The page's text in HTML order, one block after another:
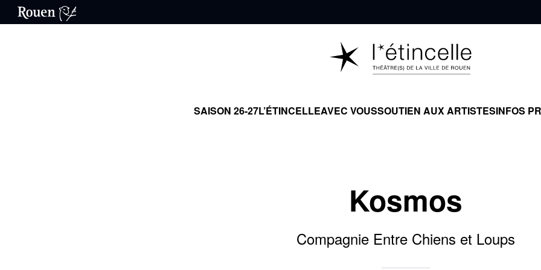
SAISON 26-27L’ÉTINCELLEAVEC VOUSSOUTIEN AUX ARTISTESINFOS
Kosmos
Compagnie Entre Chiens et Loups